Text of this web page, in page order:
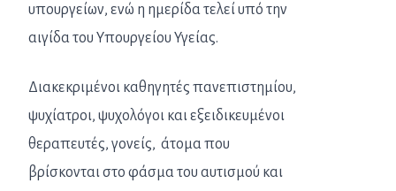
υπουργείων, ενώ η ημερίδα τελεί υπό την
αιγίδα του Υπουργείου Υγείας.
Διακεκριμένοι καθηγητές πανεπιστημίου,
ψυχίατροι, ψυχολόγοι και εξειδικευμένοι
θεραπευτές, γονείς, άτομα που
βρίσκονται στο φάσμα του αυτισμού και